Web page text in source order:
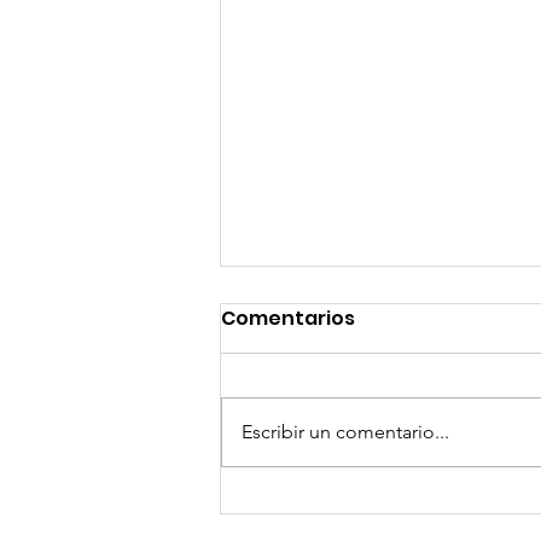
GoMapTravelByFraveo
Comentarios
Escribir un comentario...